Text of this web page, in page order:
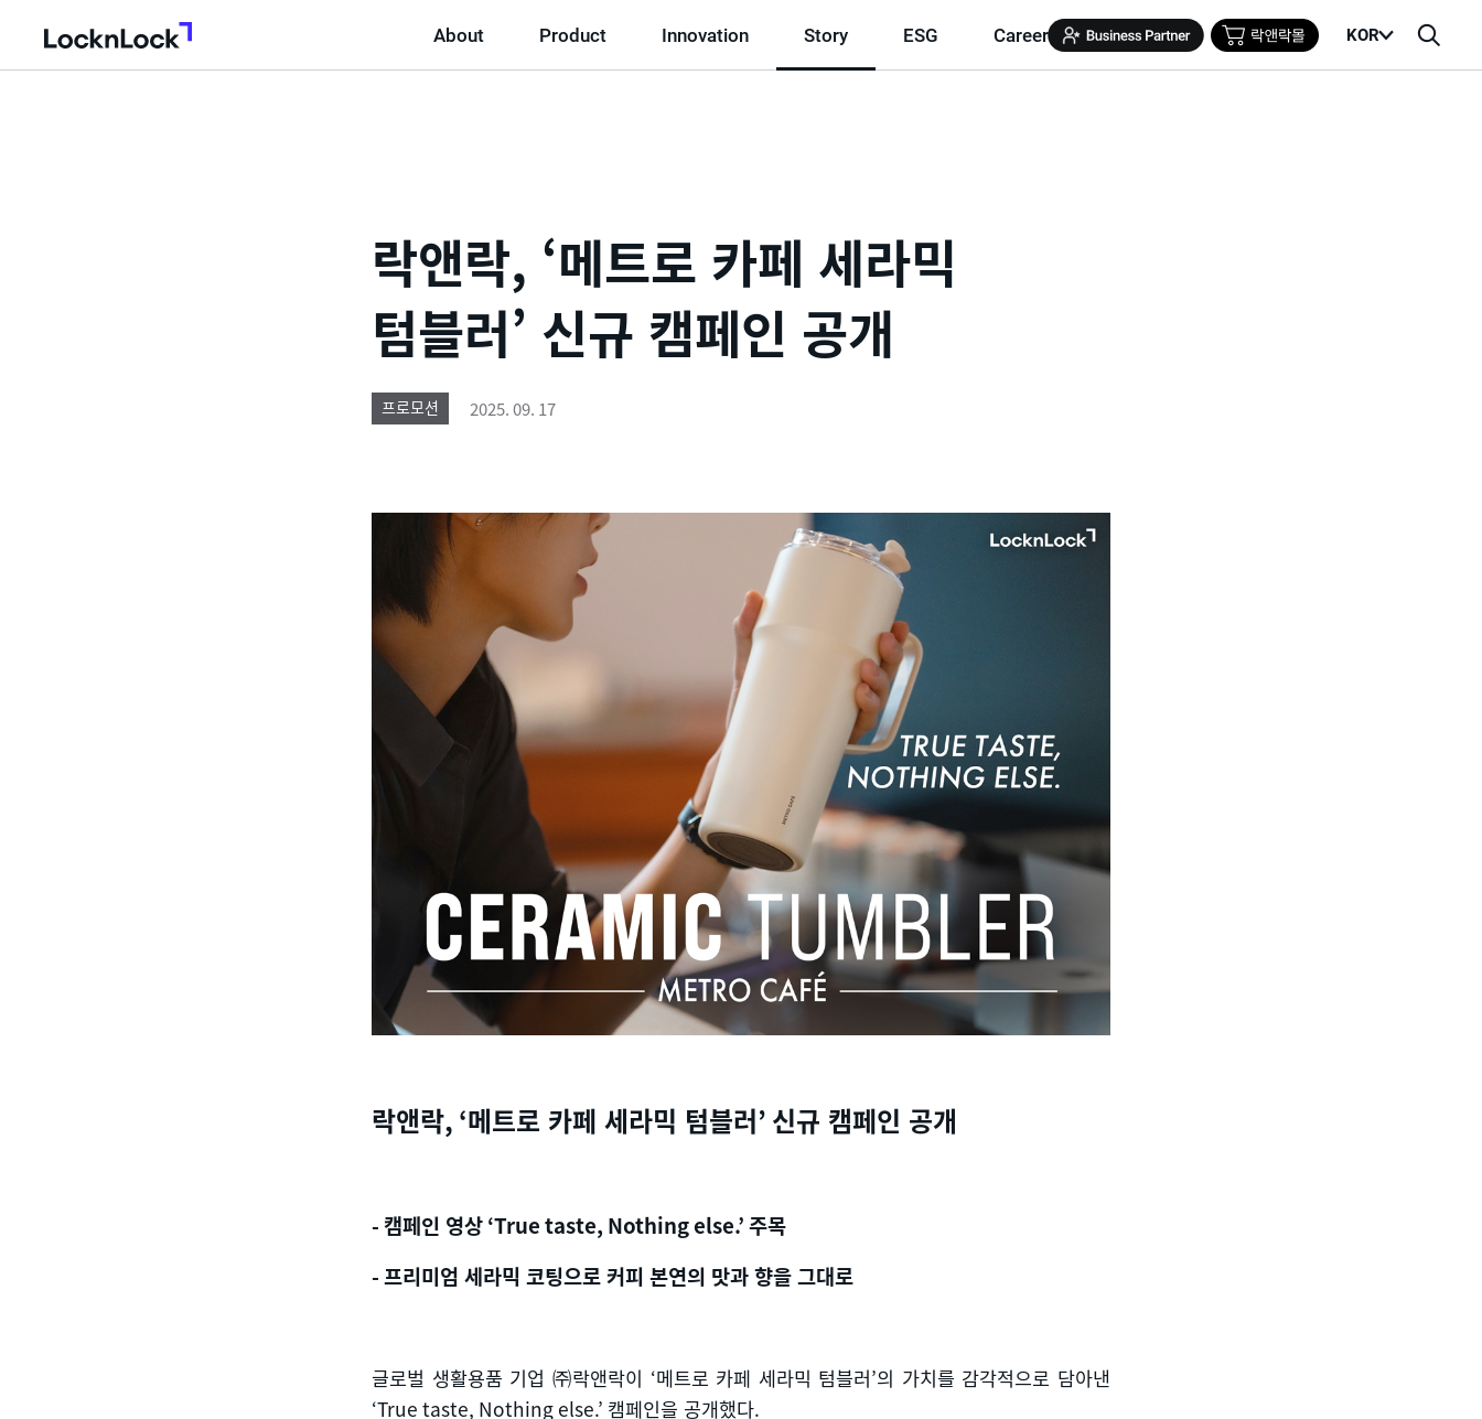
LocknLock
About Product Innovation Story ESG Career KOR
검
뉴
락앤락, ‘메트로 카페 세라믹
텀블러’ 신규 캠페인 공개
프로모션 2025. 09. 17
락앤락, ‘메트로 카페 세라믹 텀블러’ 신규 캠페인 공개
- 캠페인 영상‘True taste, Nothing else.’주목
-프리미엄 세라믹 코팅으로 커피 본연의 맛과 향을 그대로
글로벌 생활용품 기업 ㈜락앤락이 ‘메트로 카페 세라믹 텀블러’의 가치를 감각적으로 담아낸
‘True taste, Nothing else.’ 캠페인을 공개했다.